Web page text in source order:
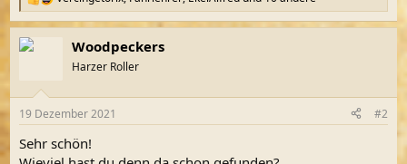
R
e
a
k
e
:
Woodpeckers
Harzer Roller
19 Dezember 2021 #2
Sehr schön!